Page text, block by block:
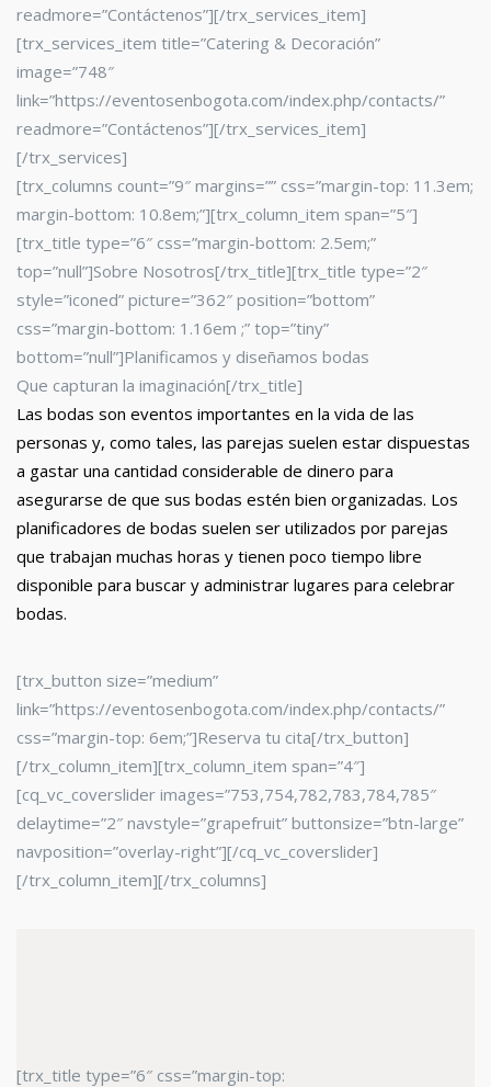
readmore=”Contáctenos”][/trx_services_item]
[trx_services_item title=”Catering & Decoración”
image=”748″
link=”https://eventosenbogota.com/index.php/contacts/”
readmore=”Contáctenos”][/trx_services_item]
[/trx_services]
[trx_columns count=”9″ margins=”” css=”margin-top: 11.3em;
margin-bottom: 10.8em;”][trx_column_item span=”5″]
[trx_title type=”6″ css=”margin-bottom: 2.5em;”
top=”null”]Sobre Nosotros[/trx_title][trx_title type=”2″
style=”iconed” picture=”362″ position=”bottom”
css=”margin-bottom: 1.16em ;” top=”tiny”
bottom=”null”]Planificamos y diseñamos bodas
Que capturan la imaginación[/trx_title]
Las bodas son eventos importantes en la vida de las
personas y, como tales, las parejas suelen estar dispuestas
a gastar una cantidad considerable de dinero para
asegurarse de que sus bodas estén bien organizadas. Los
planificadores de bodas suelen ser utilizados por parejas
que trabajan muchas horas y tienen poco tiempo libre
disponible para buscar y administrar lugares para celebrar
bodas.
[trx_button size=”medium”
link=”https://eventosenbogota.com/index.php/contacts/”
css=”margin-top: 6em;”]Reserva tu cita[/trx_button]
[/trx_column_item][trx_column_item span=”4″]
[cq_vc_coverslider images=”753,754,782,783,784,785″
delaytime=”2″ navstyle=”grapefruit” buttonsize=”btn-large”
navposition=”overlay-right”][/cq_vc_coverslider]
[/trx_column_item][/trx_columns]
[trx_title type=”6″ css=”margin-top: